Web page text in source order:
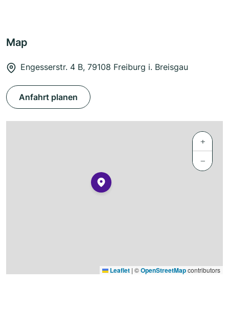
Map
Engesserstr. 4 B, 79108 Freiburg i. Breisgau
Anfahrt planen
+
−
Leaflet | ©OpenStreetMapcontributors